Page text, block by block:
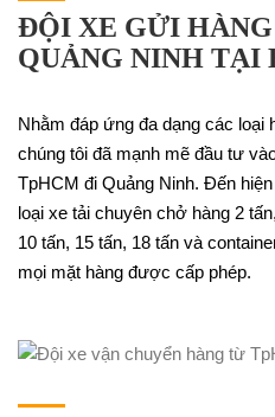
ĐỘI XE GỬI
QUẢNG NINH TẠI
Nhằm đáp ứng đa dạng các loại
chúng tôi đã mạnh mẽ đầu tư
TpHCM đi Quảng Ninh. Đến
loại xe tải chuyên chở hàng 2
10 tấn, 15 tấn, 18 tấn và
mọi mặt hàng được cấp phép.